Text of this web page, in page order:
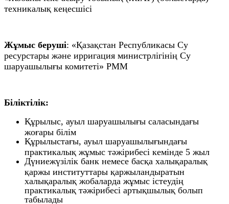
техникалық кеңесшісі
Жұмыс беруші: «Қазақстан Республикасы Су
ресурстары және ирригация министрлігінің Су
шаруашылығы комитеті» РММ
Біліктілік:
Құрылыс, ауыл шаруашылығы саласындағы
жоғары білім
Құрылыстағы, ауыл шаруашылығындағы
практикалық жұмыс тәжірибесі кемінде 5 жыл
Дүниежүзілік банк немесе басқа халықаралық
қаржы институттары қаржыландыратын
халықаралық жобаларда жұмыс істеудің
практикалық тәжірибесі артықшылық болып
табылады